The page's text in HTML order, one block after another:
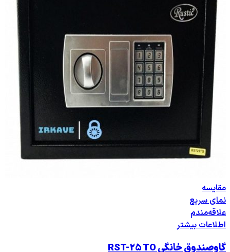
مقایسه
نمای سریع
علاقه‌مندم
اطلاعات بیشتر
گاوصندوق خانگی RST-25 TO